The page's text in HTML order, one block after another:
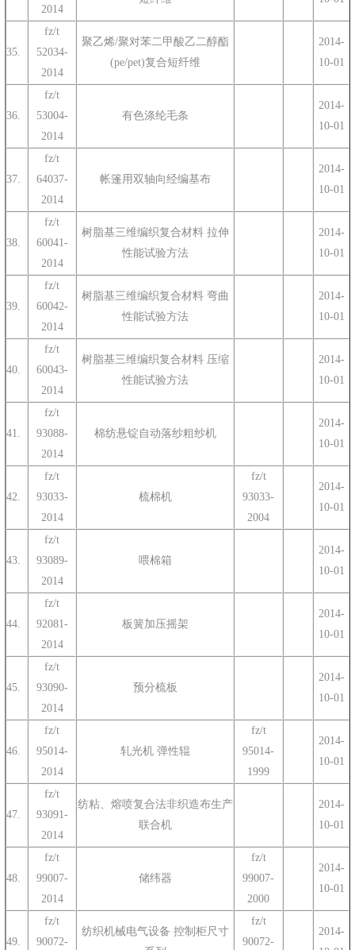
2014
35.
fz/t
52034-
2014
聚乙烯/聚对苯二甲酸乙二醇酯
(pe/pet)复合短纤维
2014-
10-01
36.
fz/t
53004-
2014
有色涤纶毛条
2014-
10-01
37.
fz/t
64037-
2014
帐篷用双轴向经编基布
2014-
10-01
38.
fz/t
60041-
2014
树脂基三维编织复合材料 拉伸
性能试验方法
2014-
10-01
39.
fz/t
60042-
2014
树脂基三维编织复合材料 弯曲
性能试验方法
2014-
10-01
40.
fz/t
60043-
2014
树脂基三维编织复合材料 压缩
性能试验方法
2014-
10-01
41.
fz/t
93088-
2014
棉纺悬锭自动落纱粗纱机
2014-
10-01
42.
fz/t
93033-
2014
梳棉机
fz/t
93033-
2004
2014-
10-01
43.
fz/t
93089-
2014
喂棉箱
2014-
10-01
44.
fz/t
92081-
2014
板簧加压摇架
2014-
10-01
45.
fz/t
93090-
2014
预分梳板
2014-
10-01
46.
fz/t
95014-
2014
轧光机 弹性辊
fz/t
95014-
1999
2014-
10-01
47.
fz/t
93091-
2014
纺粘、熔喷复合法非织造布生产
联合机
2014-
10-01
48.
fz/t
99007-
2014
储纬器
fz/t
99007-
2000
2014-
10-01
49.
fz/t
90072-
纺织机械电气设备 控制柜尺寸
fz/t
90072-
2014-